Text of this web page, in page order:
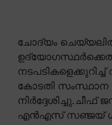
ചോദ്യം
നടപടികളെക്കുറിച്ച്
കോടതി സംസ്ഥാന
നിർദ്ദേശിച്ചു.ചീഫ്
എൻഎസ് സഞ്ജയ്